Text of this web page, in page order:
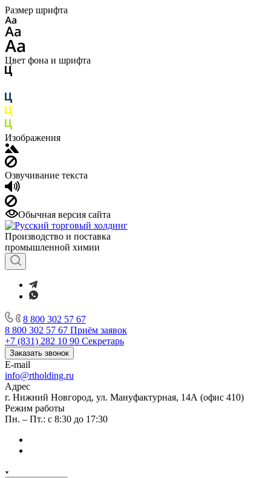
Размер шрифта
Цвет фона и шрифта
Изображения
Озвучивание текста
Обычная версия сайта
Производство и поставка
промышленной химии
8 800 302 57 67
8 800 302 57 67 Приём заявок
+7 (831) 282 10 90 Секретарь
Заказать звонок
E-mail
info@rtholding.ru
Адрес
г. Нижний Новгород, ул. Мануфактурная, 14А (офис 410)
Режим работы
Пн. – Пт.: с 8:30 до 17:30